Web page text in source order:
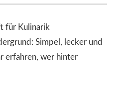
für Kulinarik
Simpel, lecker und
erfahren, wer hinter